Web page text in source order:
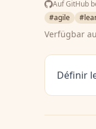
Auf GitHub
#agile
Verfügbar
Définir